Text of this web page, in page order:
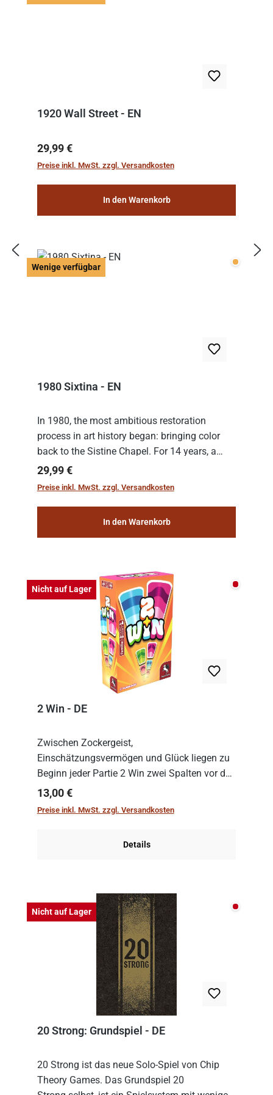
1920 Wall Street - EN
Regulärer Preis:
29,99 €
Preise inkl. MwSt. zzgl. Versandkosten
In den Warenkorb
Wenige verfügbar Wenige
1980 Sixtina - EN
In 1980, the most ambitious restoration
process in art history began: bringing color
back to the Sistine Chapel. For 14 years, a
team of experts from the Vatican undertook
the meticulous job of cleaning and
Regulärer Preis:
29,99 €
Preise inkl. MwSt. zzgl. Versandkosten
In den Warenkorb
Nicht auf Lager Nicht
2 Win - DE
Zwischen Zockergeist,
Einschätzungsvermögen und Glück liegen zu
Beginn jeder Partie 2 Win zwei Spalten vor den
Spielenden aus, die es in die Höhe zu treiben
gilt. Doch das geht natürlich nur, solange man
Regulärer Preis:
13,00 €
Preise inkl. MwSt. zzgl. Versandkosten
Details
Nicht auf Lager Nicht
20 Strong: Grundspiel - DE
20 Strong ist das neue Solo-Spiel von Chip
Theory Games. Das Grundspiel 20